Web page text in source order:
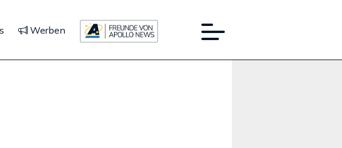
Werben